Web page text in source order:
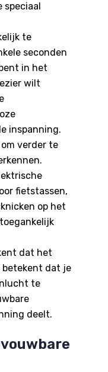
speciaal
te
seconden
in het
wilt
inspanning.
verder te
fietstassen,
op het
dat het
betekent dat je
te
deelt.